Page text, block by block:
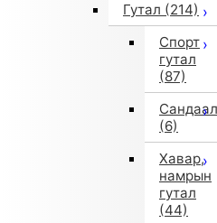
Гутал (214)
Спорт
гутал
(87)
Сандаал
(6)
Хавар,
намрын
гутал
(44)